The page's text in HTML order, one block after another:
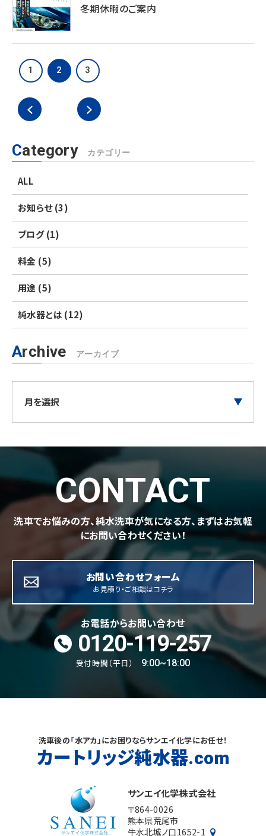
冬期休暇のご案内
投
稿
ビ
ー
シ
ン
1 2 3
Category カテゴリー
ALL
お知らせ (3)
ブログ (1)
料金 (5)
用途 (5)
純水器とは (12)
Archive アーカイブ
CONTACT
洗車でお悩みの方、純水洗車が気になる方、まずはお気軽
にお問い合わせください！
お問い合わせフォーム
お見積り・ご相談はコチラ
お電話からお問い合わせ
0120-119-257
受付時間（平日） 9:00~18:00
洗車後の「水アカ」にお困りならサンエイ化学にお任せ！
カートリッジ純水器.com
サンエイ化学株式会社
〒864-0026
熊本県荒尾市
牛水北城ノ口1652-1